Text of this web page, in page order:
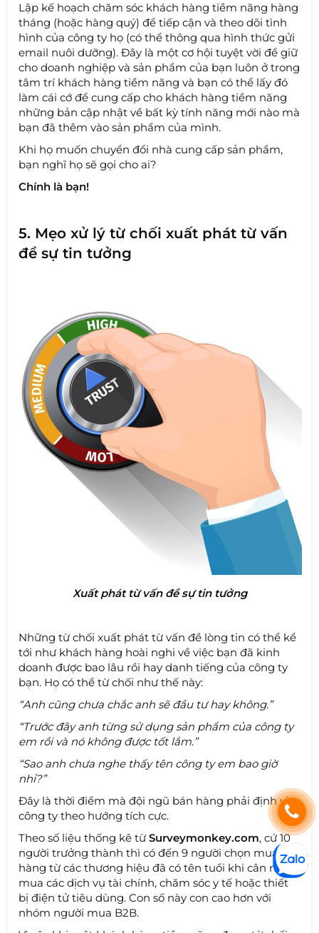
Lập kế hoạch chăm sóc khách hàng tiềm năng hàng
tháng (hoặc hàng quý) để tiếp cận và theo dõi tình
hình của công ty họ (có thể thông qua hình thức gửi
email nuôi dưỡng). Đây là một cơ hội tuyệt vời để giữ
cho doanh nghiệp và sản phẩm của bạn luôn ở trong
tâm trí khách hàng tiềm năng và bạn có thể lấy đó
làm cái cớ để cung cấp cho khách hàng tiềm năng
những bản cập nhật về bất kỳ tính năng mới nào mà
bạn đã thêm vào sản phẩm của mình.
Khi họ muốn chuyển đổi nhà cung cấp sản phẩm,
bạn nghĩ họ sẽ gọi cho ai?
Chính là bạn!
5. Mẹo xử lý từ chối xuất phát từ vấn
đề sự tin tưởng
Xuất phát từ vấn đề sự tin tưởng
Những từ chối xuất phát từ vấn đề lòng tin có thể kể
tới như khách hàng hoài nghi về việc bạn đã kinh
doanh được bao lâu rồi hay danh tiếng của công ty
bạn. Họ có thể từ chối như thế này:
“Anh cũng chưa chắc anh sẽ đầu tư hay không.”
“Trước đây anh từng sử dụng sản phẩm của công ty
em rồi và nó không được tốt lắm.”
“Sao anh chưa nghe thấy tên công ty em bao giờ
nhỉ?”
Đây là thời điểm mà đội ngũ bán hàng phải định vị
công ty theo hướng tích cực.
Theo số liệu thống kê từ Surveymonkey.com, cứ 10
người trưởng thành thì có đến 9 người chọn mua
hàng từ các thương hiệu đã có tên tuổi khi cân nhắc
mua các dịch vụ tài chính, chăm sóc y tế hoặc thiết
bị điện tử tiêu dùng. Con số này con cao hơn với
nhóm người mua B2B.